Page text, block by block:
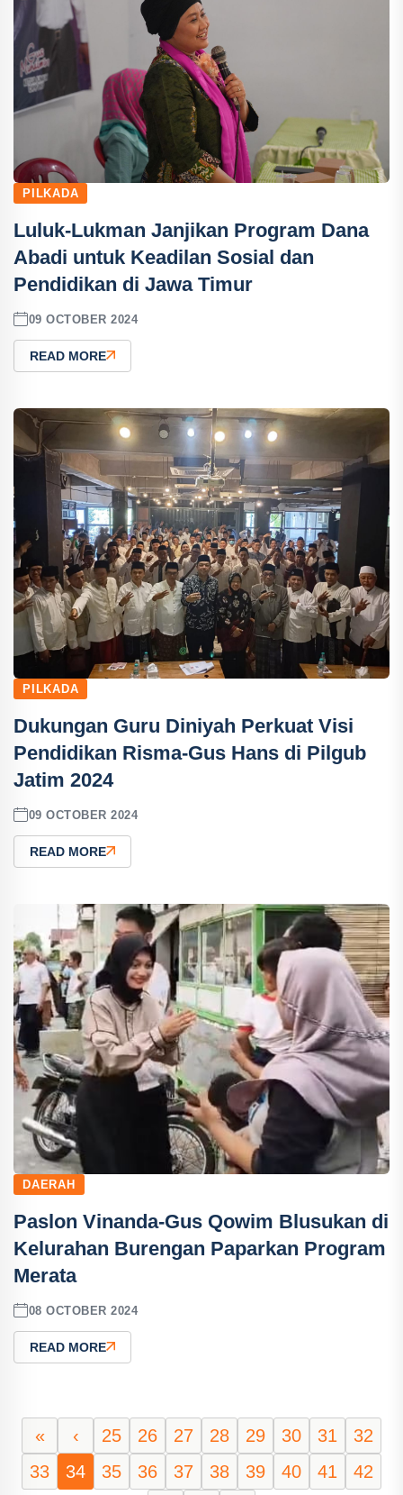
PILKADA
Luluk-Lukman Janjikan Program Dana
Abadi untuk Keadilan Sosial dan
Pendidikan di Jawa Timur
09 OCTOBER 2024
READ MORE
PILKADA
Dukungan Guru Diniyah Perkuat Visi
Pendidikan Risma-Gus Hans di Pilgub
Jatim 2024
09 OCTOBER 2024
READ MORE
DAERAH
Paslon Vinanda-Gus Qowim Blusukan di
Kelurahan Burengan Paparkan Program
Merata
08 OCTOBER 2024
READ MORE
« ‹ 25 26 27 28 29 30 31
32
33
34 35 36 37 38 39 40 41
42